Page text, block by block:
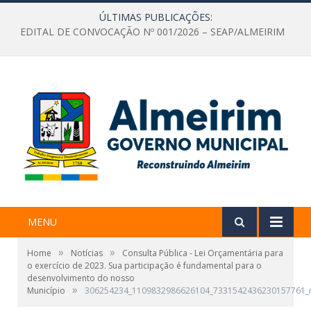
ÚLTIMAS PUBLICAÇÕES:
EDITAL DE CONVOCAÇÃO Nº 001/2026 – SEAP/ALMEIRIM
MENU
Home » Notícias »
Consulta Pública - Lei Orçamentária para
o exercício de 2023. Sua participação é fundamental para o
desenvolvimento do nosso
Município
»